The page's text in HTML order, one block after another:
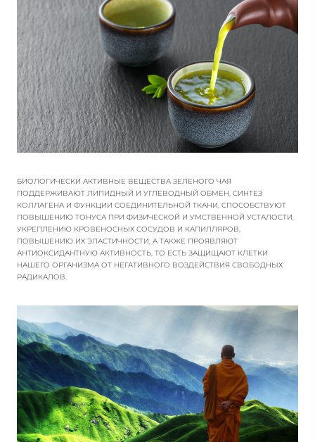
БИОЛОГИЧЕСКИ АКТИВНЫЕ ВЕЩЕСТВА ЗЕЛЕНОГО ЧАЯ
ПОДДЕРЖИВАЮТ ЛИПИДНЫЙ И УГЛЕВОДНЫЙ ОБМЕН, СИНТЕЗ
КОЛЛАГЕНА И ФУНКЦИИ СОЕДИНИТЕЛЬНОЙ ТКАНИ, СПОСОБСТВУЮТ
ПОВЫШЕНИЮ ТОНУСА ПРИ ФИЗИЧЕСКОЙ И УМСТВЕННОЙ УСТАЛОСТИ,
УКРЕПЛЕНИЮ КРОВЕНОСНЫХ СОСУДОВ И КАПИЛЛЯРОВ,
ПОВЫШЕНИЮ ИХ ЭЛАСТИЧНОСТИ, А ТАКЖЕ ПРОЯВЛЯЮТ
АНТИОКСИДАНТНУЮ АКТИВНОСТЬ, ТО ЕСТЬ ЗАЩИЩАЮТ КЛЕТКИ
НАШЕГО ОРГАНИЗМА ОТ НЕГАТИВНОГО ВОЗДЕЙСТВИЯ СВОБОДНЫХ
РАДИКАЛОВ.